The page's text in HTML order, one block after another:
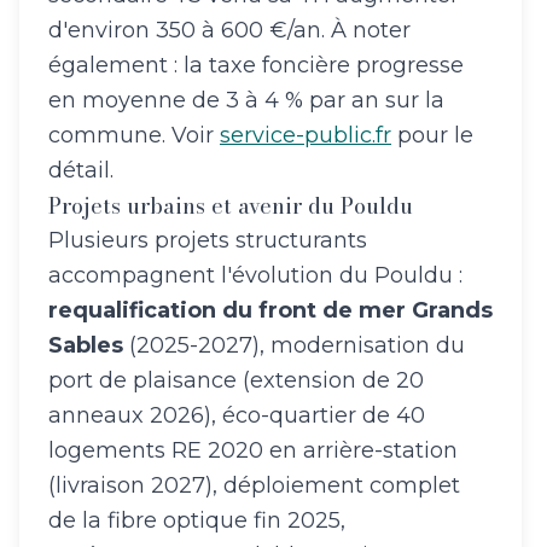
d'environ 350 à 600 €/an. À noter
également : la taxe foncière progresse
en moyenne de 3 à 4 % par an sur la
commune. Voir service-public.fr pour le
détail.
Projets urbains et avenir du Pouldu
Plusieurs projets structurants
accompagnent l'évolution du Pouldu :
requalification du front de mer Grands
Sables (2025-2027), modernisation du
port de plaisance (extension de 20
anneaux 2026), éco-quartier de 40
logements RE 2020 en arrière-station
(livraison 2027), déploiement complet
de la fibre optique fin 2025,